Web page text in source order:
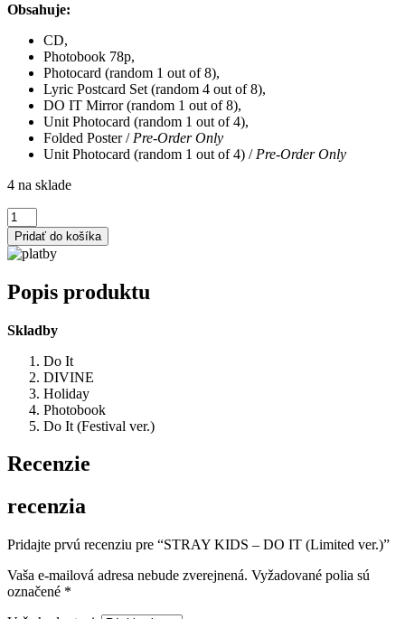
Obsahuje:
CD,
Photobook 78p,
Photocard (random 1 out of 8),
Lyric Postcard Set (random 4 out of 8),
DO IT Mirror (random 1 out of 8),
Unit Photocard (random 1 out of 4),
Folded Poster / Pre-Order Only
Unit Photocard (random 1 out of 4) / Pre-Order Only
4 na sklade
množstvo
STRAY
KIDS
-
IT
ver.)
Pridať do košíka
Popis produktu
Skladby
Do It
DIVINE
Holiday
Photobook
Do It (Festival ver.)
Recenzie
recenzia
Pridajte prvú recenziu pre “STRAY KIDS – DO IT (Limited ver.)”
Vaša e-mailová adresa nebude zverejnená. Vyžadované polia sú
označené *